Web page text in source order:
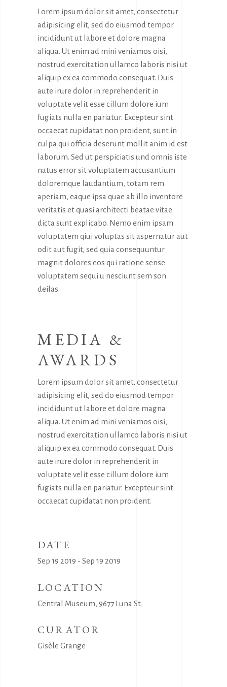
Lorem ipsum dolor sit amet, consectetur
adipisicing elit, sed do eiusmod tempor
incididunt ut labore et dolore magna
aliqua. Ut enim ad mini veniamos oisi,
nostrud exercitation ullamco laboris nisi ut
aliquip ex ea commodo consequat. Duis
aute irure dolor in reprehenderit in
voluptate velit esse cillum dolore ium
fugiats nulla en pariatur. Excepteur sint
occaecat cupidatat non proident, sunt in
culpa qui officia deserunt mollit anim id est
laborum. Sed ut perspiciatis und omnis iste
natus error sit voluptatem accusantium
doloremque laudantium, totam rem
aperiam, eaque ipsa quae ab illo inventore
veritatis et quasi architecti beatae vitae
dicta sunt explicabo. Nemo enim ipsam
voluptatem qiui voluptas sit aspernatur aut
odit aut fugit, sed quia consequuntur
magnit dolores eos qui ratione sense
voluptatem sequi u nesciunt sem son
deilas.
MEDIA &
AWARDS
Lorem ipsum dolor sit amet, consectetur
adipisicing elit, sed do eiusmod tempor
incididunt ut labore et dolore magna
aliqua. Ut enim ad mini veniamos oisi,
nostrud exercitation ullamco laboris nisi ut
aliquip ex ea commodo consequat. Duis
aute irure dolor in reprehenderit in
voluptate velit esse cillum dolore ium
fugiats nulla en pariatur. Excepteur sint
occaecat cupidatat non proident.
DATE
Sep 19 2019 - Sep 19 2019
LOCATION
Central Museum, 9677 Luna St.
CURATOR
Gisèle Grange